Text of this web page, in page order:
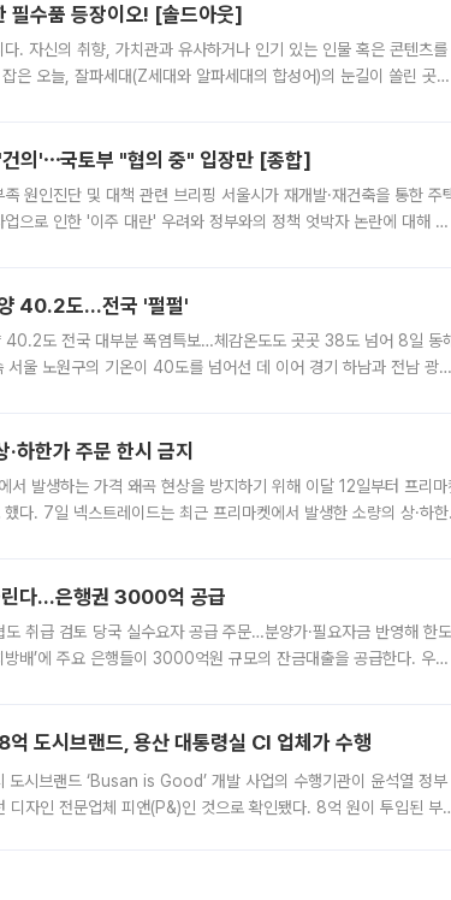
필수품 등장이오! [솔드아웃]
. 자신의 취향, 가치관과 유사하거나 인기 있는 인물 혹은 콘텐츠를
은 오늘, 잘파세대(Z세대와 알파세대의 합성어)의 눈길이 쏠린 곳은
의'⋯국토부 "협의 중" 입장만 [종합]
원인진단 및 대책 관련 브리핑 서울시가 재개발·재건축을 통한 주
으로 인한 '이주 대란' 우려와 정부와의 정책 엇박자 논란에 대해 정
40.2도…전국 '펄펄'
도 전국 대부분 폭염특보…체감온도도 곳곳 38도 넘어 8일 동
서울 노원구의 기온이 40도를 넘어선 데 이어 경기 하남과 전남 광양
하한가 주문 한시 금지
서 발생하는 가격 왜곡 현상을 방지하기 위해 이달 12일부터 프리마
다. 7일 넥스트레이드는 최근 프리마켓에서 발생한 소량의 상·하한
린다…은행권 3000억 공급
취급 검토 당국 실수요자 공급 주문…분양가·필요자금 반영해 한도
배’에 주요 은행들이 3000억원 규모의 잔금대출을 공급한다. 우리
도시브랜드, 용산 대통령실 CI 업체가 수행
도시브랜드 ‘Busan is Good’ 개발 사업의 수행기관이 윤석열 정부
디자인 전문업체 피앤(P&)인 것으로 확인됐다. 8억 원이 투입된 부